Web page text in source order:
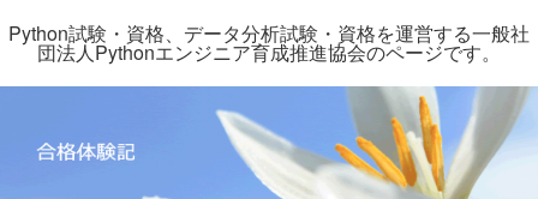
Python試験・資格、データ分析試験・資格を運営する一般社
団法人Pythonエンジニア育成推進協会のページです。